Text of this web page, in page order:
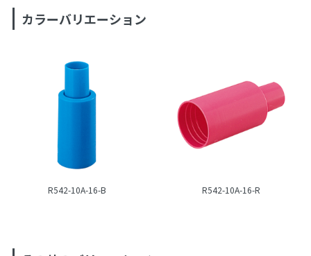
カラーバリエーション
R542-10A-16-B R542-10A-16-R